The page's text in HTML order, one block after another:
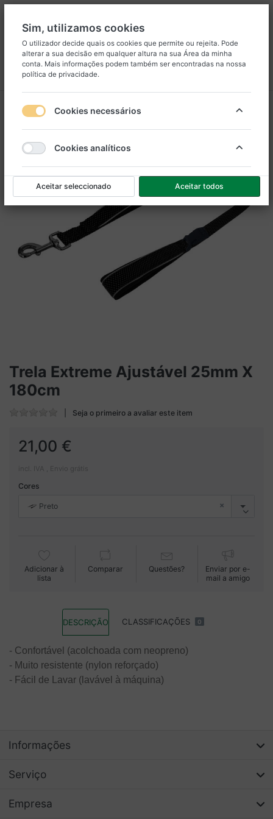
Menu Iniciar sessão
8
Trela Extreme Ajustável 25mm X
180cm
Seja o primeiro a avaliar este item
21,00 €
incl. IVA , Envio grátis
Cores
×
Preto
Adicionar à
lista
Comparar Questões?
Enviar por e-
mail a amigo
DESCRIÇÃO CLASSIFICAÇÕES 0
- Confortável (acolchoada com neopreno)
- Muito resistente (nylon reforçado)
- Fácil de Lavar (lavável à máquina)
Informações
Serviço
Empresa
Sim, utilizamos cookies
O utilizador decide quais os cookies que permite ou rejeita. Pode
alterar a sua decisão em qualquer altura na sua Área da minha
conta. Mais informações podem também ser encontradas na nossa
política de privacidade.
Cookies necessários
Cookies analíticos
Aceitar seleccionado Aceitar todos